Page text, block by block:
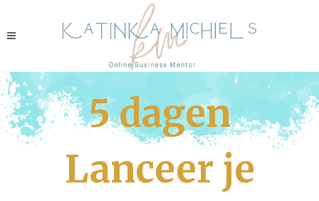
5 dagen
Lanceer je